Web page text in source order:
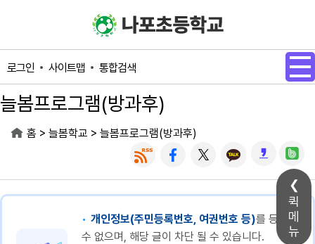
퀵
메
뉴
로그인 사이트맵 통합검색
늘봄프로그램(방과후)
홈 > 늘봄학교 > 늘봄프로그램(방과후)
개인정보(주민등록번호, 여권번호 등)를 등록할
수 없으며, 해당 글이 차단 될 수 있습니다.